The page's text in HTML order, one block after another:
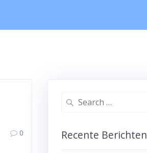
0
Search
Recente Berichten